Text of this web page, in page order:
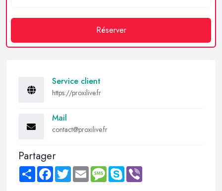
Réserver
Service client
https://proxilive.fr
Mail
contact@proxilive.fr
Partager
Share FacebookTwitter Email MessageSkype